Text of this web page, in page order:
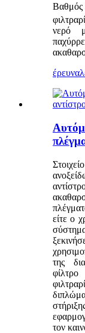
Βαθμός
νερό
έρευνα
είτε ο
της
τον